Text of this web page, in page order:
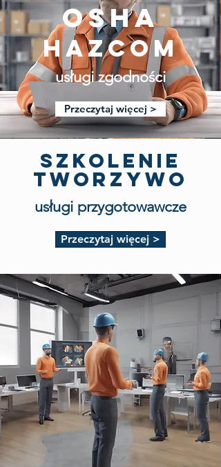
OSHA
Hazcom
usługi zgodności
Przeczytaj więcej >
Szkolenie
TWORZYWO
usługi przygotowawcze
Przeczytaj więcej >